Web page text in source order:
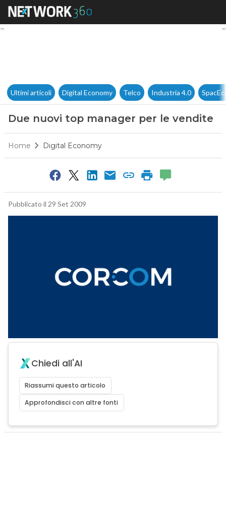
Due nuovi top manager per
Ultimi articoli Digital Economy Telco Industria 4.0
Due nuovi top manager per le vendite
Home Digital Economy
Pubblicato il 29 Set 2009
Chiedi all'AI
Riassumi questo articolo
Approfondisci con altre fonti